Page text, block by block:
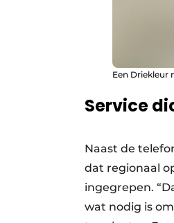
Een Driekleur
Service
Naast de
dat regionaal
ingegrepen.
wat nodig is